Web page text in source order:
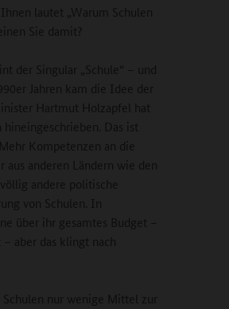
lautet „Warum Schulen
Sie damit?
der Singular „Schule“ – und
Jahren kam die Idee der
Hartmut Holzapfel hat
Das ist
Kompetenzen an die
aus anderen Ländern wie den
andere politische
von Schulen. In
über ihr gesamtes Budget –
aber das klingt nach
nur wenige Mittel zur